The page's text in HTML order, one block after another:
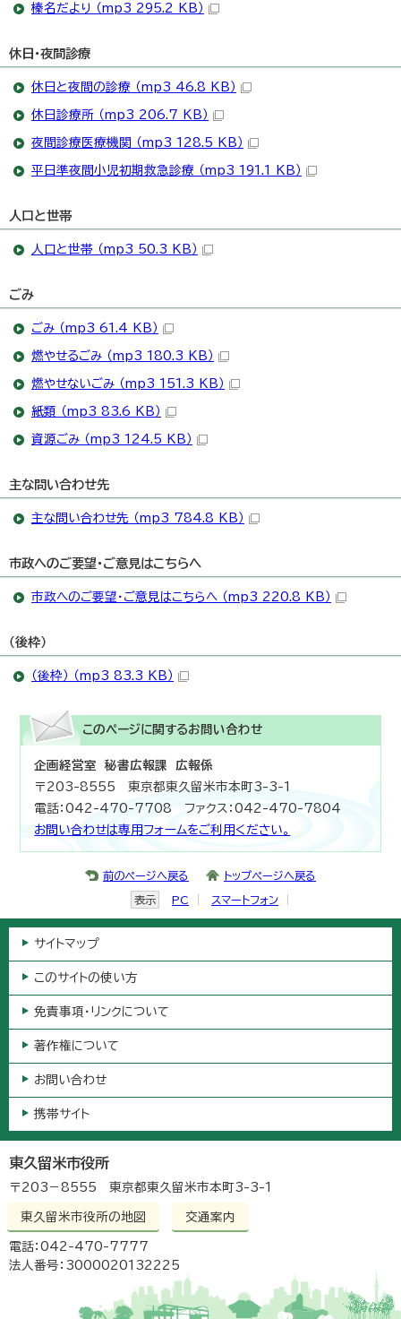
榛名だより （mp3 295.2 KB）
休日・夜間診療
休日と夜間の診療 （mp3 46.8 KB）
休日診療所 （mp3 206.7 KB）
夜間診療医療機関 （mp3 128.5 KB）
平日準夜間小児初期救急診療 （mp3 191.1 KB）
人口と世帯
人口と世帯 （mp3 50.3 KB）
ごみ
ごみ （mp3 61.4 KB）
燃やせるごみ （mp3 180.3 KB）
燃やせないごみ （mp3 151.3 KB）
紙類 （mp3 83.6 KB）
資源ごみ （mp3 124.5 KB）
主な問い合わせ先
主な問い合わせ先 （mp3 784.8 KB）
市政へのご要望・ご意見はこちらへ
市政へのご要望・ご意見はこちらへ （mp3 220.8 KB）
（後枠）
（後枠） （mp3 83.3 KB）
このページに関するお問い合わせ
企画経営室 秘書広報課 広報係
〒203-8555 東京都東久留米市本町3-3-1
電話：042-470-7708 ファクス：042-470-7804
お問い合わせは専用フォームをご利用ください。
前のページへ戻る トップページへ戻る
表示 PC スマートフォン
サイトマップ
このサイトの使い方
免責事項・リンクについて
著作権について
お問い合わせ
携帯サイト
東久留米市役所
〒203－8555 東京都東久留米市本町3-3-1
東久留米市役所の地図 交通案内
電話：042-470-7777
法人番号：3000020132225